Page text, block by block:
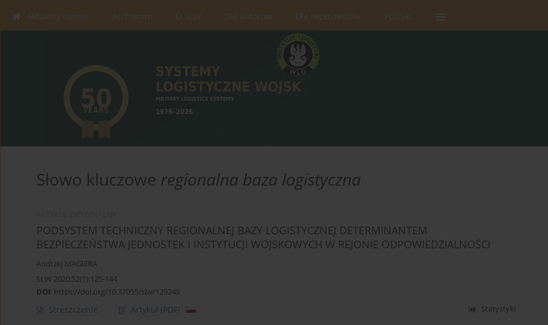
Aktualny numer Archiwum O SLW Dla autorów Dla recenzentów Polityki
Słowo kluczowe regionalna baza logistyczna
PODSYSTEM TECHNICZNY REGIONALNEJ BAZY LOGISTYCZNEJ DETERMINANTEM
BEZPIECZEŃSTWA JEDNOSTEK I INSTYTUCJI WOJSKOWYCH W REJONIE ODPOWIEDZIALNOŚCI
Andrzej MAGIERA
SLW 2020;52(1):125-144
DOI: https://doi.org/10.37055/slw/129249
Streszczenie Artykuł (PDF) Statystyki